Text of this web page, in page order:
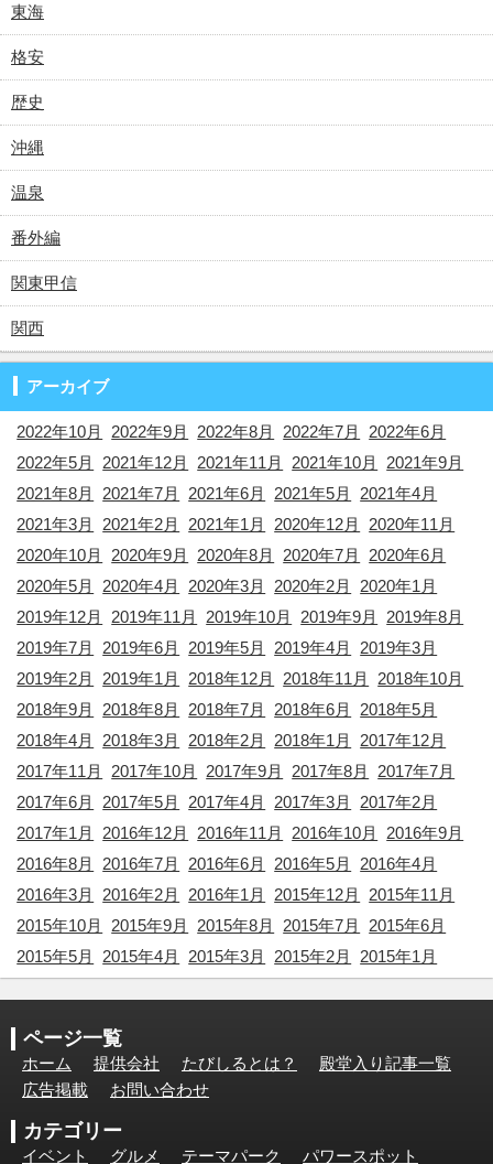
東海
格安
歴史
沖縄
温泉
番外編
関東甲信
関西
アーカイブ
2022年10月 2022年9月 2022年8月 2022年7月
2022年6月
2022年5月
2021年12月 2021年11月 2021年10月
2021年9月
2021年8月
2021年7月 2021年6月 2021年5月
2021年4月
2021年3月
2021年2月 2021年1月 2020年12月
2020年11月
2020年10月
2020年9月 2020年8月 2020年7月
2020年6月
2020年5月
2020年4月 2020年3月 2020年2月
2020年1月
2019年12月
2019年11月 2019年10月 2019年9月
2019年8月
2019年7月
2019年6月 2019年5月 2019年4月
2019年3月
2019年2月
2019年1月 2018年12月 2018年11月
2018年10月
2018年9月
2018年8月 2018年7月 2018年6月
2018年5月
2018年4月
2018年3月 2018年2月 2018年1月
2017年12月
2017年11月
2017年10月 2017年9月 2017年8月
2017年7月
2017年6月
2017年5月 2017年4月 2017年3月
2017年2月
2017年1月
2016年12月 2016年11月 2016年10月
2016年9月
2016年8月
2016年7月 2016年6月 2016年5月
2016年4月
2016年3月
2016年2月 2016年1月 2015年12月
2015年11月
2015年10月
2015年9月 2015年8月 2015年7月
2015年6月
2015年5月
2015年4月 2015年3月 2015年2月 2015年1月
ページ一覧
ホーム 提供会社 たびしるとは？
殿堂入り記事一覧
広告掲載
お問い合わせ
カテゴリー
イベント グルメ テーマパーク パワースポット